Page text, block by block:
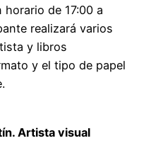
de 17:00 a
realizará varios
y libros
y el tipo de papel
Artista visual